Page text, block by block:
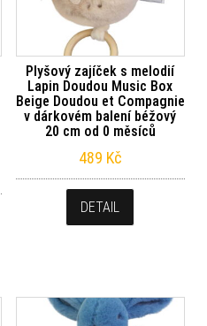
Plyšový zajíček s melodií
Lapin Doudou Music Box
Beige Doudou et Compagnie
v dárkovém balení béžový
20 cm od 0 měsíců
489 Kč
DETAIL